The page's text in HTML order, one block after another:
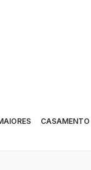
CASAMENTO